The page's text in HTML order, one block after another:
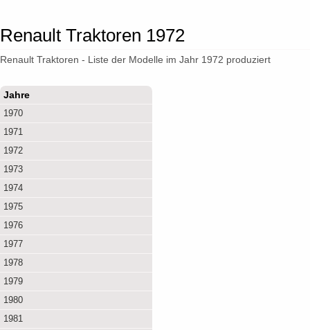
Renault Traktoren 1972
Renault Traktoren - Liste der Modelle im Jahr 1972 produziert
Jahre
1970
1971
1972
1973
1974
1975
1976
1977
1978
1979
1980
1981